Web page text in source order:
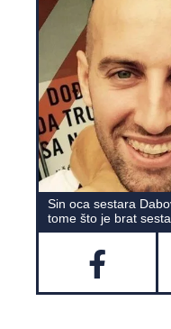
Sin oca sestara
tome što je brat